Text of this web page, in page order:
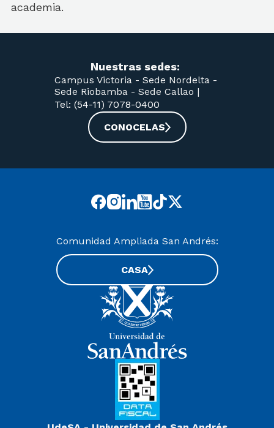
academia.
Nuestras sedes:
Campus Victoria - Sede Nordelta -
Sede Riobamba - Sede Callao |
Tel: (54-11) 7078-0400
CONOCELAS
Comunidad Ampliada San Andrés:
CASA